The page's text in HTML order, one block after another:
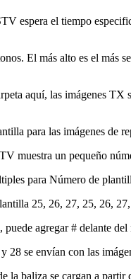
espera el tiempo
El más alto es el más
aquí, las imágenes TX
para las imágenes de
muestra un pequeño
para Número de
25, 26, 27, 25, 26,
puede agregar # delante
28 se envían con las
la baliza se cargan a